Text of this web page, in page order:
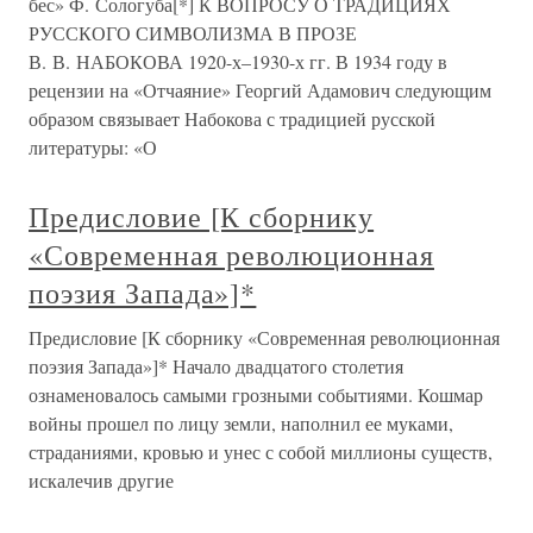
РУССКОГО СИМВОЛИЗМА В ПРОЗЕ
В. В. НАБОКОВА 1920-х–1930-х гг. В 1934 году в
рецензии на «Отчаяние» Георгий Адамович следующим
образом связывает Набокова с традицией русской
литературы: «О
Предисловие [К сборнику
«Современная революционная
поэзия Запада»]*
Предисловие [К сборнику «Современная революционная
поэзия Запада»]* Начало двадцатого столетия
ознаменовалось самыми грозными событиями. Кошмар
войны прошел по лицу земли, наполнил ее муками,
страданиями, кровью и унес с собой миллионы существ,
искалечив другие